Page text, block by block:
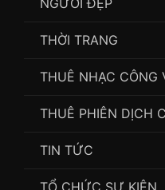
THỜI TRANG
THUÊ NHẠC CÔNG
THUÊ PHIÊN DỊCH
TIN TỨC
TỔ CHỨC SỰ KIỆN